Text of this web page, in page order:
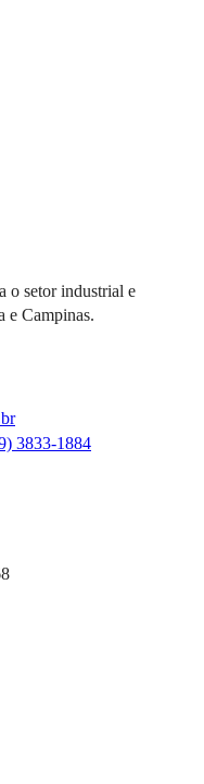
o setor industrial e
e Campinas.
3833-1884